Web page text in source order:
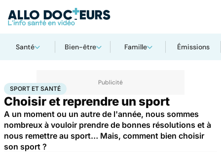
Santé Bien-être Famille Émissions
AccueilBien-êtreSport santé Sport et santé
SPORT ET SANTÉ
Choisir et reprendre un sport
A un moment ou un autre de l'année, nous sommes
nombreux à vouloir prendre de bonnes résolutions et à
nous remettre au sport… Mais, comment bien choisir
son sport ?